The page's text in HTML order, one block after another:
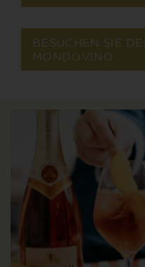
BESUCHEN SIE
MONDOVINO